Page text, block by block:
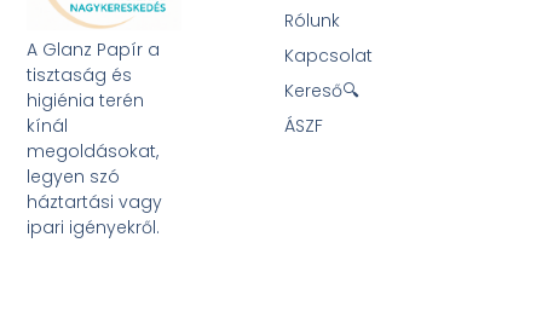
A Glanz Papír a
tisztaság és
higiénia terén
kínál
megoldásokat,
legyen szó
háztartási vagy
ipari igényekről.
Rólunk
Kapcsolat
Kereső🔍
ÁSZF